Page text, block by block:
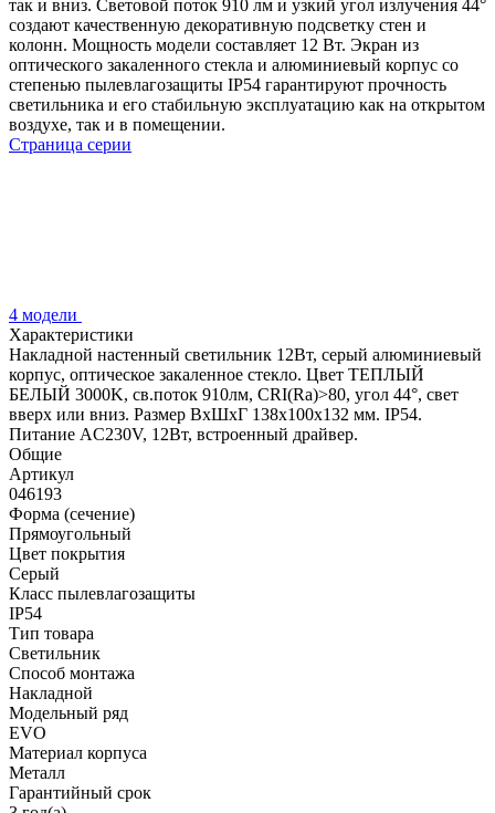
так и вниз. Световой поток 910 лм и узкий угол излучения 44°
создают качественную декоративную подсветку стен и
колонн. Мощность модели составляет 12 Вт. Экран из
оптического закаленного стекла и алюминиевый корпус со
степенью пылевлагозащиты IP54 гарантируют прочность
светильника и его стабильную эксплуатацию как на открытом
воздухе, так и в помещении.
Страница серии
4 модели
Характеристики
Накладной настенный светильник 12Вт, серый алюминиевый
корпус, оптическое закаленное стекло. Цвет ТЕПЛЫЙ
БЕЛЫЙ 3000K, св.поток 910лм, CRI(Ra)>80, угол 44°, свет
вверх или вниз. Размер ВхШхГ 138x100x132 мм. IP54.
Питание AC230V, 12Вт, встроенный драйвер.
Общие
Артикул
046193
Форма (сечение)
Прямоугольный
Цвет покрытия
Серый
Класс пылевлагозащиты
IP54
Тип товара
Светильник
Способ монтажа
Накладной
Модельный ряд
EVO
Материал корпуса
Металл
Гарантийный срок